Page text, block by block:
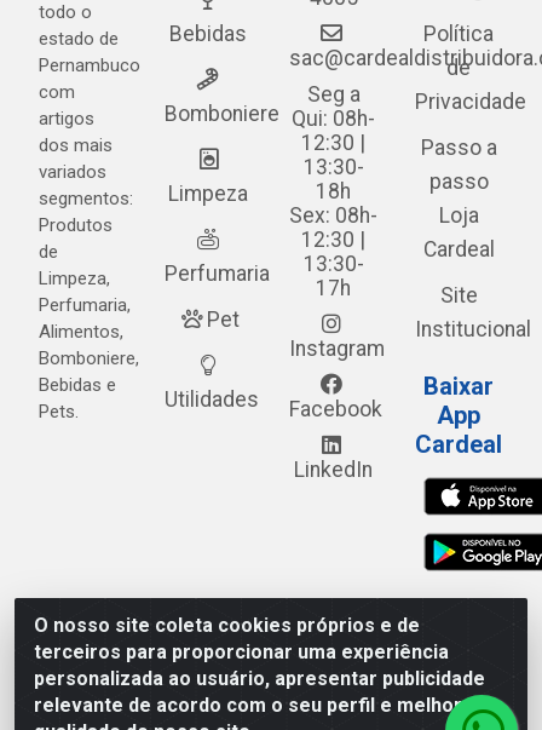
O nosso site coleta cookies próprios e de
terceiros para proporcionar uma experiência
personalizada ao usuário, apresentar publicidade
relevante de acordo com o seu perfil e melhorar a
todo o
estado de
Pernambuco
com
artigos
dos mais
variados
segmentos:
Produtos
de
Limpeza,
Perfumaria,
Alimentos,
Bomboniere,
Bebidas e
Pets.
Bebidas
Bomboniere
Limpeza
Perfumaria
Pet
Utilidades
Seg a
Qui: 08h-
12:30 |
13:30-
18h
Sex: 08h-
12:30 |
13:30-
17h
Instagram
Facebook
LinkedIn
Política
de
Privacidade
Passo a
passo
Loja
Cardeal
Site
Institucional
Baixar
App
Cardeal
Cardeal Distribuidora - Estrada Alto do Moura, 582 - Alto
do Moura - Caruaru/PE - CEP 55.040-120 - CNPJ
05.253.499/0001-62